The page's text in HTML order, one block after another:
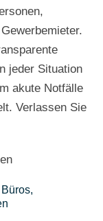
jeder Situation
akute Notfälle
Verlassen Sie